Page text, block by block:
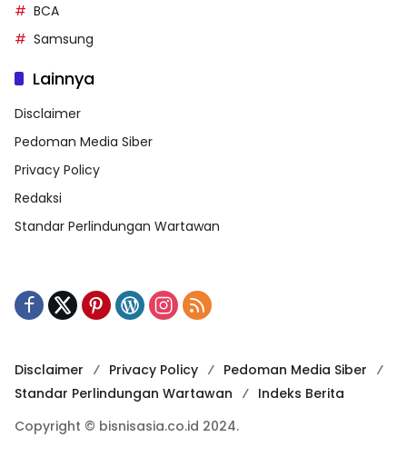
BCA
Samsung
Lainnya
Disclaimer
Pedoman Media Siber
Privacy Policy
Redaksi
Standar Perlindungan Wartawan
Disclaimer Privacy Policy
Pedoman Media Siber
Standar Perlindungan Wartawan
Indeks Berita
Copyright © bisnisasia.co.id 2024.